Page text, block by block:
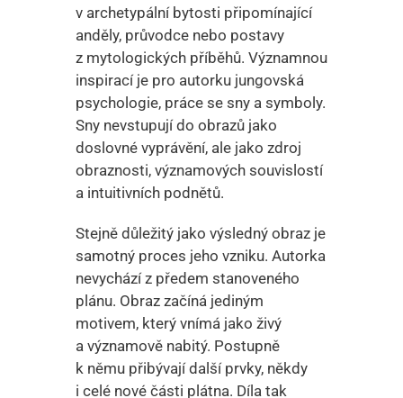
v archetypální bytosti připomínající
anděly, průvodce nebo postavy
z mytologických příběhů. Významnou
inspirací je pro autorku jungovská
psychologie, práce se sny a symboly.
Sny nevstupují do obrazů jako
doslovné vyprávění, ale jako zdroj
obraznosti, významových souvislostí
a intuitivních podnětů.
Stejně důležitý jako výsledný obraz je
samotný proces jeho vzniku. Autorka
nevychází z předem stanoveného
plánu. Obraz začíná jediným
motivem, který vnímá jako živý
a významově nabitý. Postupně
k němu přibývají další prvky, někdy
i celé nové části plátna. Díla tak